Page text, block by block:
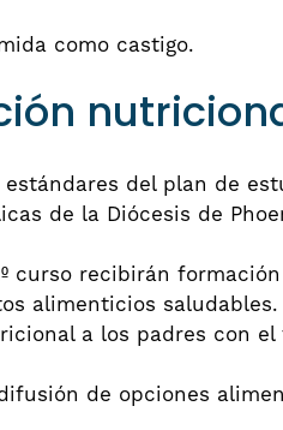
como castigo.
del plan de
de la Diócesis de
curso recibirán
alimenticios saludables.
a los padres con
de opciones